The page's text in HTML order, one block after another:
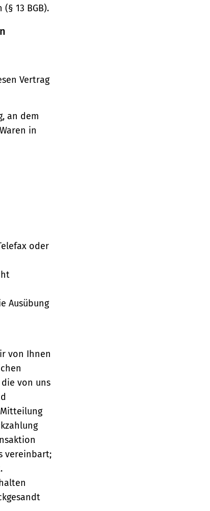
13 BGB).
Vertrag
an dem
in
oder
Ausübung
von Ihnen
von uns
vereinbart;